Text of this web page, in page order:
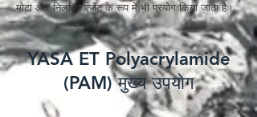
मोटा और निलंबित एजेंट के रूप में भी प्रयोग किया जाता है।
YASA ET Polyacrylamide
(PAM) मुख्य उपयोग